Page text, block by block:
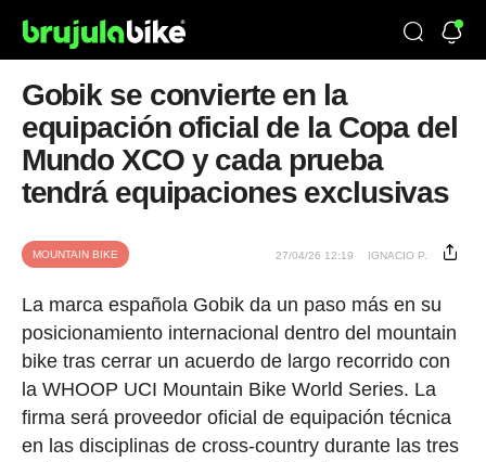
Gobik se convierte en la
equipación oficial de la Copa del
Mundo XCO y cada prueba
tendrá equipaciones exclusivas
MOUNTAIN BIKE 27/04/26 12:19 IGNACIO P.
La marca española Gobik da un paso más en su
posicionamiento internacional dentro del mountain
bike tras cerrar un acuerdo de largo recorrido con
la WHOOP UCI Mountain Bike World Series. La
firma será proveedor oficial de equipación técnica
en las disciplinas de cross-country durante las tres